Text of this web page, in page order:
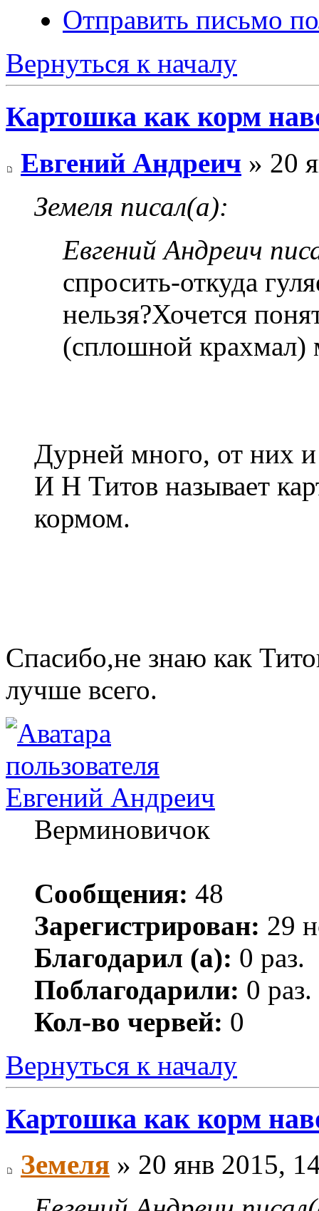
Отправить письмо
Вернуться к началу
Картошка как корм
Евгений Андреич » 20
Земеля писал(а):
Евгений Андреич
спросить-откуда
нельзя?Хочется
(сплошной крахмал)
Дурней много, от них и
И Н Титов называет
кормом.
Спасибо,не знаю как
лучше всего.
Евгений Андреич
Верминовичок
Сообщения: 48
Зарегистрирован: 29
Благодарил (а): 0 раз.
Поблагодарили: 0 раз.
Кол-во червей: 0
Вернуться к началу
Картошка как корм
Земеля » 20 янв 2015,